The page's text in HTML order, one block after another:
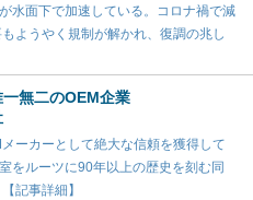
水面下で加速している。コロナ禍で減
ようやく規制が解かれ、復調の兆し
無二のOEM企業
ーカーとして絶大な信頼を獲得して
をルーツに90年以上の歴史を刻む同
記事詳細】